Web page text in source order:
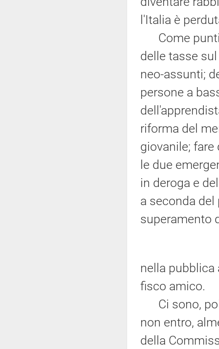
l'Italia è
Come punti
delle tasse
neo-assunti;
persone a
riforma del
giovanile;
le due
in deroga e
a seconda
superamento
nella pubblica
fisco amico.
Ci sono,
non entro,
della